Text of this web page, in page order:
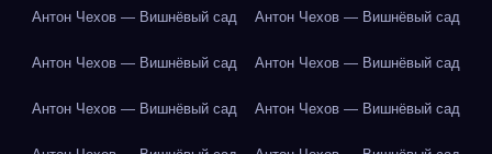
Антон Чехов — Вишнёвый сад Антон Чехов — Вишнёвый сад
Антон Чехов — Вишнёвый сад Антон Чехов — Вишнёвый сад
Антон Чехов — Вишнёвый сад Антон Чехов — Вишнёвый сад